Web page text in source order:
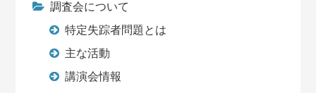
調査会について
特定失踪者問題とは
主な活動
講演会情報